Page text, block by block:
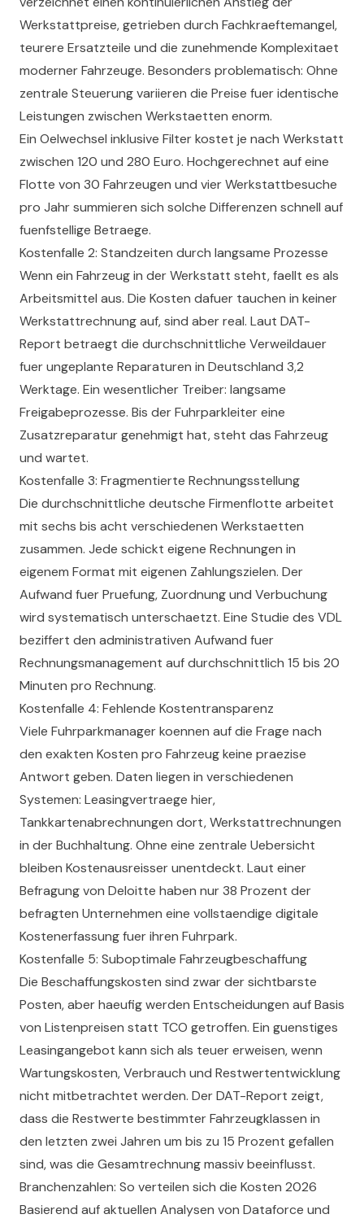
Werkstattpreise, getrieben durch Fachkraeftemangel,
teurere Ersatzteile und die zunehmende Komplexitaet
moderner Fahrzeuge. Besonders problematisch: Ohne
zentrale Steuerung variieren die Preise fuer identische
Leistungen zwischen Werkstaetten enorm.
Ein Oelwechsel inklusive Filter kostet je nach Werkstatt
zwischen 120 und 280 Euro. Hochgerechnet auf eine
Flotte von 30 Fahrzeugen und vier Werkstattbesuche
pro Jahr summieren sich solche Differenzen schnell auf
fuenfstellige Betraege.
Kostenfalle 2: Standzeiten durch langsame Prozesse
Wenn ein Fahrzeug in der Werkstatt steht, faellt es als
Arbeitsmittel aus. Die Kosten dafuer tauchen in keiner
Werkstattrechnung auf, sind aber real. Laut DAT-
Report betraegt die durchschnittliche Verweildauer
fuer ungeplante Reparaturen in Deutschland 3,2
Werktage. Ein wesentlicher Treiber: langsame
Freigabeprozesse. Bis der Fuhrparkleiter eine
Zusatzreparatur genehmigt hat, steht das Fahrzeug
und wartet.
Kostenfalle 3: Fragmentierte Rechnungsstellung
Die durchschnittliche deutsche Firmenflotte arbeitet
mit sechs bis acht verschiedenen Werkstaetten
zusammen. Jede schickt eigene Rechnungen in
eigenem Format mit eigenen Zahlungszielen. Der
Aufwand fuer Pruefung, Zuordnung und Verbuchung
wird systematisch unterschaetzt. Eine Studie des VDL
beziffert den administrativen Aufwand fuer
Rechnungsmanagement auf durchschnittlich 15 bis 20
Minuten pro Rechnung.
Kostenfalle 4: Fehlende Kostentransparenz
Viele Fuhrparkmanager koennen auf die Frage nach
den exakten Kosten pro Fahrzeug keine praezise
Antwort geben. Daten liegen in verschiedenen
Systemen: Leasingvertraege hier,
Tankkartenabrechnungen dort, Werkstattrechnungen
in der Buchhaltung. Ohne eine zentrale Uebersicht
bleiben Kostenausreisser unentdeckt. Laut einer
Befragung von Deloitte haben nur 38 Prozent der
befragten Unternehmen eine vollstaendige digitale
Kostenerfassung fuer ihren Fuhrpark.
Kostenfalle 5: Suboptimale Fahrzeugbeschaffung
Die Beschaffungskosten sind zwar der sichtbarste
Posten, aber haeufig werden Entscheidungen auf Basis
von Listenpreisen statt TCO getroffen. Ein guenstiges
Leasingangebot kann sich als teuer erweisen, wenn
Wartungskosten, Verbrauch und Restwertentwicklung
nicht mitbetrachtet werden. Der DAT-Report zeigt,
dass die Restwerte bestimmter Fahrzeugklassen in
den letzten zwei Jahren um bis zu 15 Prozent gefallen
sind, was die Gesamtrechnung massiv beeinflusst.
Branchenzahlen: So verteilen sich die Kosten 2026
Basierend auf aktuellen Analysen von Dataforce und